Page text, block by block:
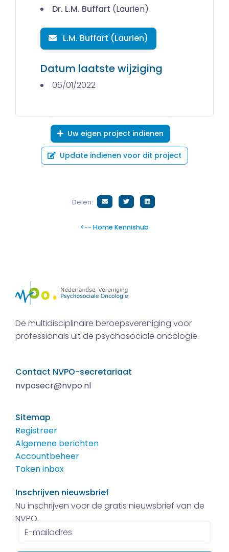
Dr. L.M. Buffart (Laurien)
L.M. Buffart (Laurien)
Datum laatste wijziging
06/01/2022
Uw eigen project indienen
Update indienen voor dit project
Delen:
<-- Home Kennishub
De multidisciplinaire beroepsvereniging voor
professionals uit de psychosociale oncologie.
Contact NVPO-secretariaat
nvposecr@nvpo.nl
Sitemap
Registreer
Algemene berichten
Accountbeheer
Taken inbox
Inschrijven nieuwsbrief
Nu inschrijven voor de gratis nieuwsbrief van de
NVPO.
E-
mailadres